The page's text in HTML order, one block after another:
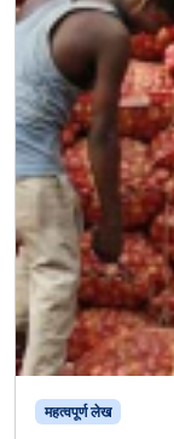
वि
ल्पों
की
त
ला
श
महत्वपूर्ण लेख